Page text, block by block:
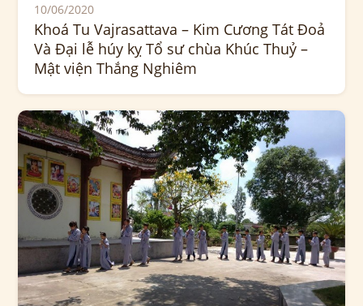
10/06/2020
Khoá Tu Vajrasattava – Kim Cương Tát Đoả
Và Đại lễ húy kỵ Tổ sư chùa Khúc Thuỷ –
Mật viện Thắng Nghiêm